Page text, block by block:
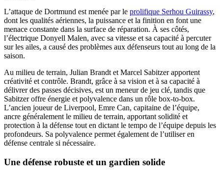
L’attaque de Dortmund est menée par le prolifique Serhou Guirassy,
dont les qualités aériennes, la puissance et la finition en font une
menace constante dans la surface de réparation. À ses côtés,
l’électrique Donyell Malen, avec sa vitesse et sa capacité à percuter
sur les ailes, a causé des problèmes aux défenseurs tout au long de la
saison.
Au milieu de terrain, Julian Brandt et Marcel Sabitzer apportent
créativité et contrôle. Brandt, grâce à sa vision et à sa capacité à
délivrer des passes décisives, est un meneur de jeu clé, tandis que
Sabitzer offre énergie et polyvalence dans un rôle box-to-box.
L’ancien joueur de Liverpool, Emre Can, capitaine de l’équipe,
ancre généralement le milieu de terrain, apportant solidité et
protection à la défense tout en dictant le tempo de l’équipe depuis les
profondeurs. Sa polyvalence permet également de l’utiliser en
défense centrale si nécessaire.
Une défense robuste et un gardien solide